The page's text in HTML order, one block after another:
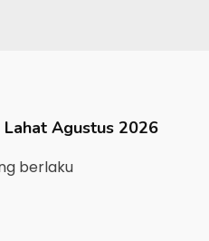
Lahat Agustus 2026
berlaku